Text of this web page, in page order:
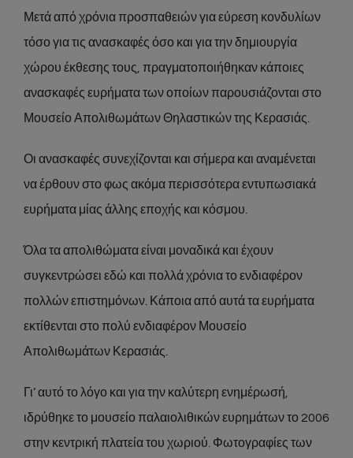
Μετά από χρόνια προσπαθειών για εύρεση κονδυλίων
τόσο για τις ανασκαφές όσο και για την δημιουργία
χώρου έκθεσης τους, πραγματοποιήθηκαν κάποιες
ανασκαφές ευρήματα των οποίων παρουσιάζονται στο
Μουσείο Απολιθωμάτων Θηλαστικών της Κερασιάς.
Οι ανασκαφές συνεχίζονται και σήμερα και αναμένεται
να έρθουν στο φως ακόμα περισσότερα εντυπωσιακά
ευρήματα μίας άλλης εποχής και κόσμου.
Όλα τα απολιθώματα είναι μοναδικά και έχουν
συγκεντρώσει εδώ και πολλά χρόνια το ενδιαφέρον
πολλών επιστημόνων. Κάποια από αυτά τα ευρήματα
εκτίθενται στο πολύ ενδιαφέρον Μουσείο
Απολιθωμάτων Κερασιάς.
Γι’ αυτό το λόγο και για την καλύτερη ενημέρωσή,
ιδρύθηκε το μουσείο παλαιολιθικών ευρημάτων το 2006
στην κεντρική πλατεία του χωριού. Φωτογραφίες των